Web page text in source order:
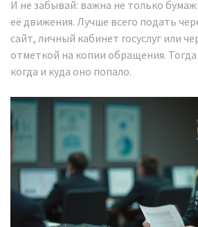
И не забывай: важна не только
её движения. Лучше всего подать
сайт, личный кабинет госуслуг или
отметкой на копии обращения. Тогда
когда и куда оно попало.